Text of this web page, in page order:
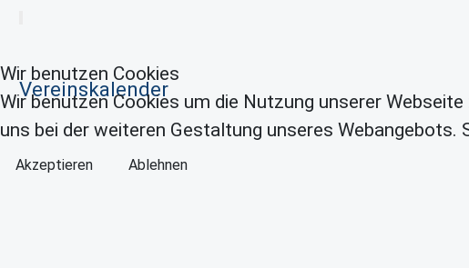
Vereinskalender
Wir benutzen Cookies
Wir benutzen Cookies um die Nutzung unserer
uns bei der weiteren Gestaltung unseres
Akzeptieren Ablehnen